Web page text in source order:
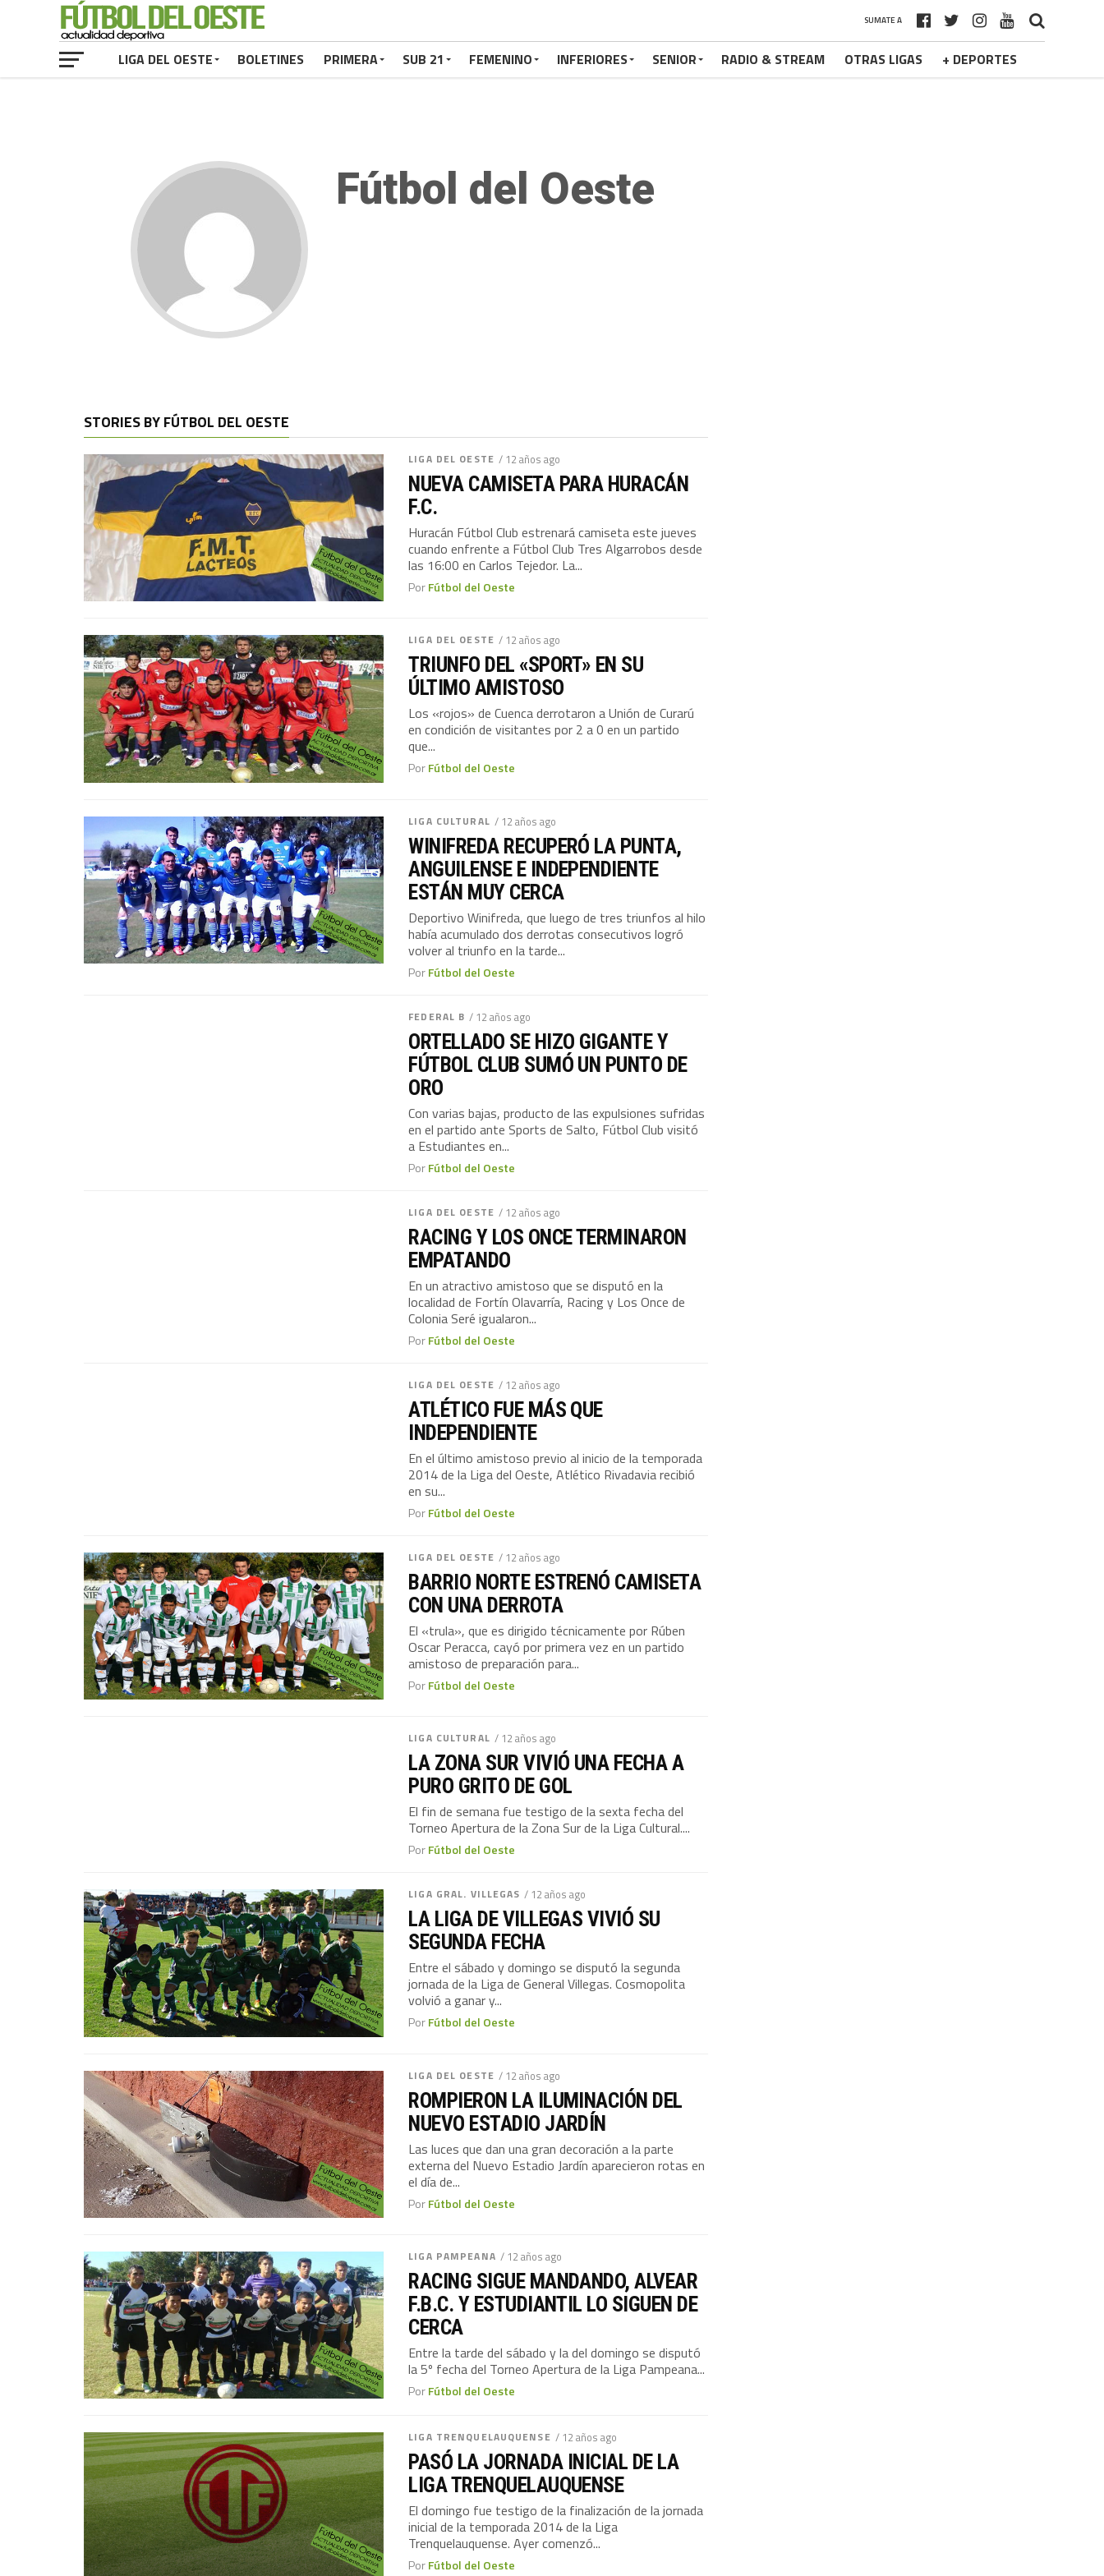
SUMATE A
LIGA DEL OESTE BOLETINES PRIMERA SUB 21 FEMENINO INFERIORES SENIOR RADIO & STREAM OTRAS LIGAS + DEPORTES
Fútbol del Oeste
STORIES BY FÚTBOL DEL OESTE
LIGA DEL OESTE / 12 años ago
NUEVA CAMISETA PARA HURACÁN
F.C.
Huracán Fútbol Club estrenará camiseta este jueves
cuando enfrente a Fútbol Club Tres Algarrobos desde
las 16:00 en Carlos Tejedor. La...
PorFútbol del Oeste
LIGA DEL OESTE / 12 años ago
TRIUNFO DEL «SPORT» EN SU
ÚLTIMO AMISTOSO
Los «rojos» de Cuenca derrotaron a Unión de Curarú
en condición de visitantes por 2 a 0 en un partido
que...
PorFútbol del Oeste
LIGA CULTURAL / 12 años ago
WINIFREDA RECUPERÓ LA PUNTA,
ANGUILENSE E INDEPENDIENTE
ESTÁN MUY CERCA
Deportivo Winifreda, que luego de tres triunfos al hilo
había acumulado dos derrotas consecutivos logró
volver al triunfo en la tarde...
PorFútbol del Oeste
FEDERAL B / 12 años ago
ORTELLADO SE HIZO GIGANTE Y
FÚTBOL CLUB SUMÓ UN PUNTO DE
ORO
Con varias bajas, producto de las expulsiones sufridas
en el partido ante Sports de Salto, Fútbol Club visitó
a Estudiantes en...
PorFútbol del Oeste
LIGA DEL OESTE / 12 años ago
RACING Y LOS ONCE TERMINARON
EMPATANDO
En un atractivo amistoso que se disputó en la
localidad de Fortín Olavarría, Racing y Los Once de
Colonia Seré igualaron...
PorFútbol del Oeste
LIGA DEL OESTE / 12 años ago
ATLÉTICO FUE MÁS QUE
INDEPENDIENTE
En el último amistoso previo al inicio de la temporada
2014 de la Liga del Oeste, Atlético Rivadavia recibió
en su...
PorFútbol del Oeste
LIGA DEL OESTE / 12 años ago
BARRIO NORTE ESTRENÓ CAMISETA
CON UNA DERROTA
El «trula», que es dirigido técnicamente por Rúben
Oscar Peracca, cayó por primera vez en un partido
amistoso de preparación para...
PorFútbol del Oeste
LIGA CULTURAL / 12 años ago
LA ZONA SUR VIVIÓ UNA FECHA A
PURO GRITO DE GOL
El fin de semana fue testigo de la sexta fecha del
Torneo Apertura de la Zona Sur de la Liga Cultural....
PorFútbol del Oeste
LIGA GRAL. VILLEGAS / 12 años ago
LA LIGA DE VILLEGAS VIVIÓ SU
SEGUNDA FECHA
Entre el sábado y domingo se disputó la segunda
jornada de la Liga de General Villegas. Cosmopolita
volvió a ganar y...
PorFútbol del Oeste
LIGA DEL OESTE / 12 años ago
ROMPIERON LA ILUMINACIÓN DEL
NUEVO ESTADIO JARDÍN
Las luces que dan una gran decoración a la parte
externa del Nuevo Estadio Jardín aparecieron rotas en
el día de...
PorFútbol del Oeste
LIGA PAMPEANA / 12 años ago
RACING SIGUE MANDANDO, ALVEAR
F.B.C. Y ESTUDIANTIL LO SIGUEN DE
CERCA
Entre la tarde del sábado y la del domingo se disputó
la 5º fecha del Torneo Apertura de la Liga Pampeana...
PorFútbol del Oeste
LIGA TRENQUELAUQUENSE / 12 años ago
PASÓ LA JORNADA INICIAL DE LA
LIGA TRENQUELAUQUENSE
El domingo fue testigo de la finalización de la jornada
inicial de la temporada 2014 de la Liga
Trenquelauquense. Ayer comenzó...
PorFútbol del Oeste